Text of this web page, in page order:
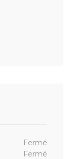
Fermé
Fermé